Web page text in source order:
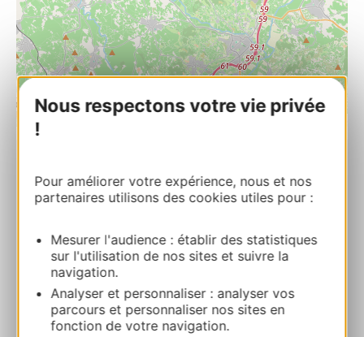
Nous respectons votre vie privée
!
Pour améliorer votre expérience, nous et nos
partenaires utilisons des cookies utiles pour :
Mesurer l'audience : établir des statistiques
sur l'utilisation de nos sites et suivre la
navigation.
Analyser et personnaliser : analyser vos
parcours et personnaliser nos sites en
fonction de votre navigation.
Pizza Caux
20 bis place de la République 34720 CAUX
Calcola il tuo percorso
04 67 26 42 59